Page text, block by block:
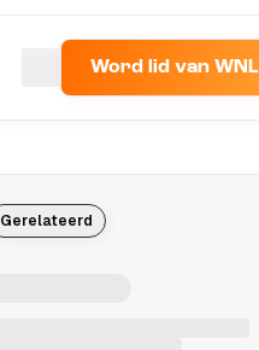
Word lid van WNL
Gerelateerd